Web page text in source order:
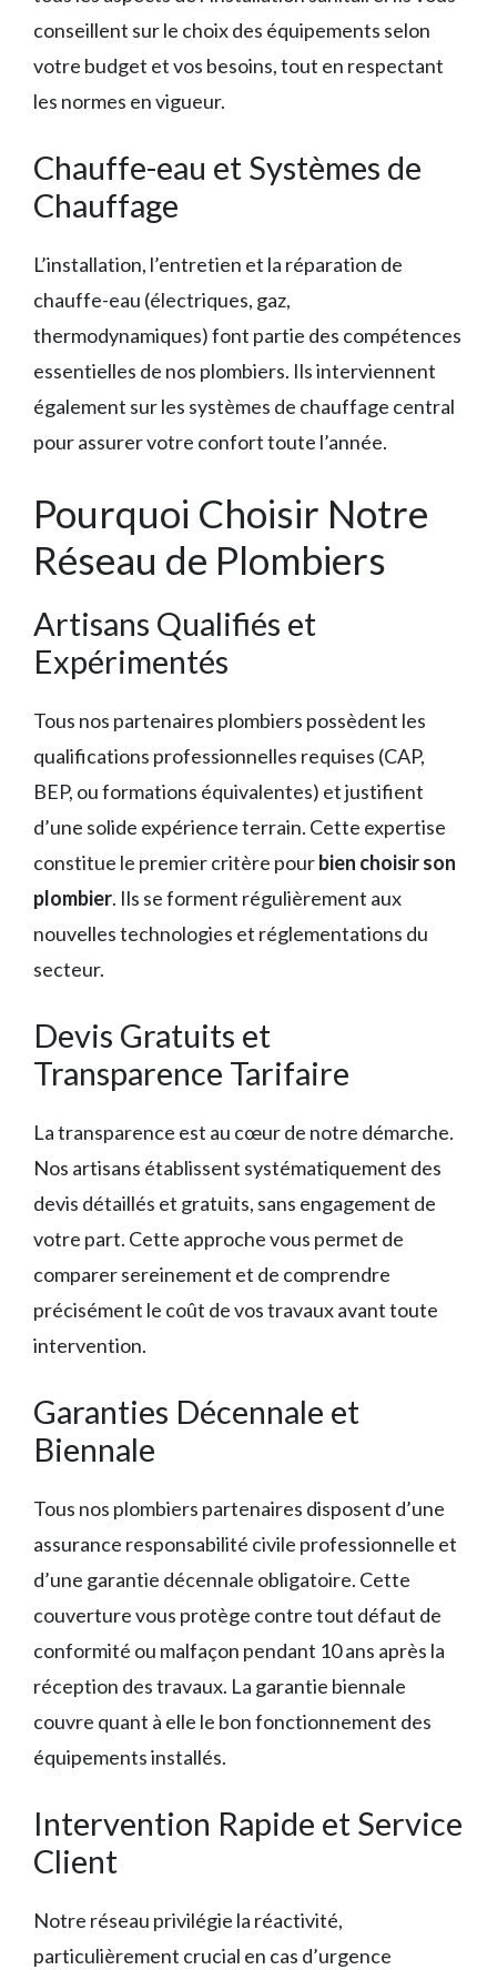
conseillent sur le choix des équipements selon
votre budget et vos besoins, tout en respectant
les normes en vigueur.
Chauffe-eau et Systèmes de
Chauffage
L’installation, l’entretien et la réparation de
chauffe-eau (électriques, gaz,
thermodynamiques) font partie des compétences
essentielles de nos plombiers. Ils interviennent
également sur les systèmes de chauffage central
pour assurer votre confort toute l’année.
Pourquoi Choisir Notre
Réseau de Plombiers
Artisans Qualifiés et
Expérimentés
Tous nos partenaires plombiers possèdent les
qualifications professionnelles requises (CAP,
BEP, ou formations équivalentes) et justifient
d’une solide expérience terrain. Cette expertise
constitue le premier critère pourbien choisir son
plombier. Ils se forment régulièrement aux
nouvelles technologies et réglementations du
secteur.
Devis Gratuits et
Transparence Tarifaire
La transparence est au cœur de notre démarche.
Nos artisans établissent systématiquement des
devis détaillés et gratuits, sans engagement de
votre part. Cette approche vous permet de
comparer sereinement et de comprendre
précisément le coût de vos travaux avant toute
intervention.
Garanties Décennale et
Biennale
Tous nos plombiers partenaires disposent d’une
assurance responsabilité civile professionnelle et
d’une garantie décennale obligatoire. Cette
couverture vous protège contre tout défaut de
conformité ou malfaçon pendant 10 ans après la
réception des travaux. La garantie biennale
couvre quant à elle le bon fonctionnement des
équipements installés.
Intervention Rapide et Service
Client
Notre réseau privilégie la réactivité,
particulièrement crucial en cas d’urgence